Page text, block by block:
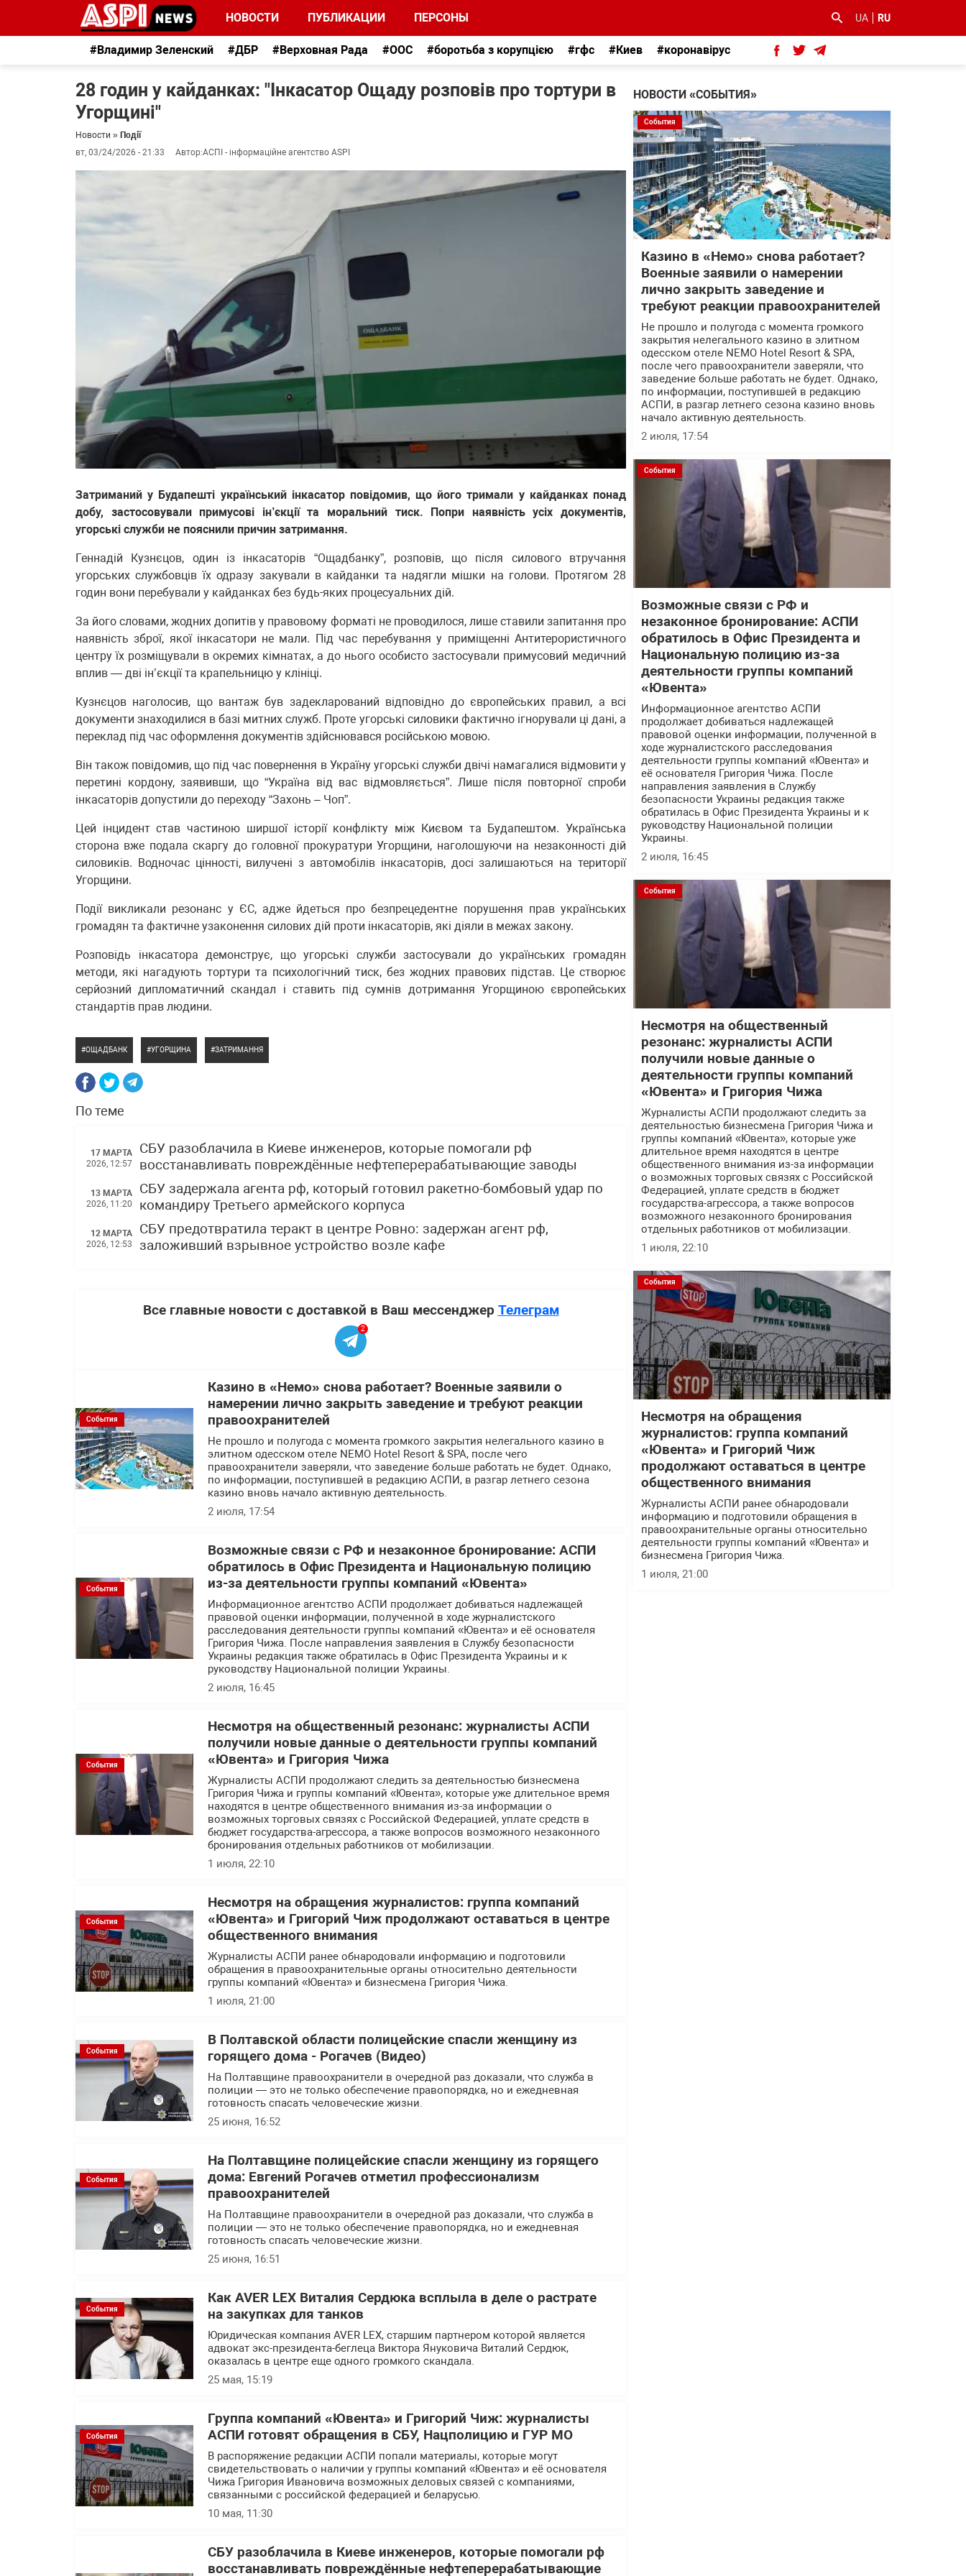
НОВОСТИ ПУБЛИКАЦИИ ПЕРСОНЫ UA RU
#Владимир Зеленский #ДБР #Верховная Рада #ООС #боротьба з корупцією #гфс #Киев #коронавірус
28 годин у кайданках: "Інкасатор Ощаду розповів про тортури в
Угорщині"
Новости » Події
вт, 03/24/2026 - 21:33
Автор:АСПІ - інформаційне агентство ASPI
Затриманий у Будапешті український інкасатор повідомив, що його тримали у кайданках понад
добу, застосовували примусові ін’єкції та моральний тиск. Попри наявність усіх документів,
угорські служби не пояснили причин затримання.
Геннадій Кузнєцов, один із інкасаторів “Ощадбанку”, розповів, що після силового втручання
угорських службовців їх одразу закували в кайданки та надягли мішки на голови. Протягом 28
годин вони перебували у кайданках без будь-яких процесуальних дій.
За його словами, жодних допитів у правовому форматі не проводилося, лише ставили запитання про
наявність зброї, якої інкасатори не мали. Під час перебування у приміщенні Антитерористичного
центру їх розміщували в окремих кімнатах, а до нього особисто застосували примусовий медичний
вплив — дві ін’єкції та крапельницю у клініці.
Кузнєцов наголосив, що вантаж був задекларований відповідно до європейських правил, а всі
документи знаходилися в базі митних служб. Проте угорські силовики фактично ігнорували ці дані, а
переклад під час оформлення документів здійснювався російською мовою.
Він також повідомив, що під час повернення в Україну угорські служби двічі намагалися відмовити у
перетині кордону, заявивши, що “Україна від вас відмовляється”. Лише після повторної спроби
інкасаторів допустили до переходу “Захонь – Чоп”.
Цей інцидент став частиною ширшої історії конфлікту між Києвом та Будапештом. Українська
сторона вже подала скаргу до головної прокуратури Угорщини, наголошуючи на незаконності дій
силовиків. Водночас цінності, вилучені з автомобілів інкасаторів, досі залишаються на території
Угорщини.
Події викликали резонанс у ЄС, адже йдеться про безпрецедентне порушення прав українських
громадян та фактичне узаконення силових дій проти інкасаторів, які діяли в межах закону.
Розповідь інкасатора демонструє, що угорські служби застосували до українських громадян
методи, які нагадують тортури та психологічний тиск, без жодних правових підстав. Це створює
серйозний дипломатичний скандал і ставить під сумнів дотримання Угорщиною європейських
стандартів прав людини.
ОЩАДБАНК УГОРЩИНА ЗАТРИМАННЯ
По теме
17 МАРТА
2026, 12:57
СБУ разоблачила в Киеве инженеров, которые помогали рф
восстанавливать повреждённые нефтеперерабатывающие заводы
13 МАРТА
2026, 11:20
СБУ задержала агента рф, который готовил ракетно-бомбовый удар по
командиру Третьего армейского корпуса
12 МАРТА
2026, 12:53
СБУ предотвратила теракт в центре Ровно: задержан агент рф,
заложивший взрывное устройство возле кафе
Все главные новости с доставкой в Ваш мессенджер Телеграм
2
События
Казино в «Немо» снова работает? Военные заявили о
намерении лично закрыть заведение и требуют реакции
правоохранителей
Не прошло и полугода с момента громкого закрытия нелегального казино в
элитном одесском отеле NEMO Hotel Resort & SPA, после чего
правоохранители заверяли, что заведение больше работать не будет. Однако,
по информации, поступившей в редакцию АСПИ, в разгар летнего сезона
казино вновь начало активную деятельность.
2 июля, 17:54
События
Возможные связи с РФ и незаконное бронирование: АСПИ
обратилось в Офис Президента и Национальную полицию
из-за деятельности группы компаний «Ювента»
Информационное агентство АСПИ продолжает добиваться надлежащей
правовой оценки информации, полученной в ходе журналистского
расследования деятельности группы компаний «Ювента» и её основателя
Григория Чижа. После направления заявления в Службу безопасности
Украины редакция также обратилась в Офис Президента Украины и к
руководству Национальной полиции Украины.
2 июля, 16:45
События
Несмотря на общественный резонанс: журналисты АСПИ
получили новые данные о деятельности группы компаний
«Ювента» и Григория Чижа
Журналисты АСПИ продолжают следить за деятельностью бизнесмена
Григория Чижа и группы компаний «Ювента», которые уже длительное время
находятся в центре общественного внимания из-за информации о
возможных торговых связях с Российской Федерацией, уплате средств в
бюджет государства-агрессора, а также вопросов возможного незаконного
бронирования отдельных работников от мобилизации.
1 июля, 22:10
События
Несмотря на обращения журналистов: группа компаний
«Ювента» и Григорий Чиж продолжают оставаться в центре
общественного внимания
Журналисты АСПИ ранее обнародовали информацию и подготовили
обращения в правоохранительные органы относительно деятельности
группы компаний «Ювента» и бизнесмена Григория Чижа.
1 июля, 21:00
События
В Полтавской области полицейские спасли женщину из
горящего дома - Рогачев (Видео)
На Полтавщине правоохранители в очередной раз доказали, что служба в
полиции — это не только обеспечение правопорядка, но и ежедневная
готовность спасать человеческие жизни.
25 июня, 16:52
События
На Полтавщине полицейские спасли женщину из горящего
дома: Евгений Рогачев отметил профессионализм
правоохранителей
На Полтавщине правоохранители в очередной раз доказали, что служба в
полиции — это не только обеспечение правопорядка, но и ежедневная
готовность спасать человеческие жизни.
25 июня, 16:51
События
Как AVER LEX Виталия Сердюка всплыла в деле о растрате
на закупках для танков
Юридическая компания AVER LEX, старшим партнером которой является
адвокат экс-президента-беглеца Виктора Януковича Виталий Сердюк,
оказалась в центре еще одного громкого скандала.
25 мая, 15:19
События
Группа компаний «Ювента» и Григорий Чиж: журналисты
АСПИ готовят обращения в СБУ, Нацполицию и ГУР МО
В распоряжение редакции АСПИ попали материалы, которые могут
свидетельствовать о наличии у группы компаний «Ювента» и её основателя
Чижа Григория Ивановича возможных деловых связей с компаниями,
связанными с российской федерацией и беларусью.
10 мая, 11:30
СБУ разоблачила в Киеве инженеров, которые помогали рф
восстанавливать повреждённые нефтеперерабатывающие
НОВОСТИ «СОБЫТИЯ»
События
Казино в «Немо» снова работает?
Военные заявили о намерении
лично закрыть заведение и
требуют реакции правоохранителей
Не прошло и полугода с момента громкого
закрытия нелегального казино в элитном
одесском отеле NEMO Hotel Resort & SPA,
после чего правоохранители заверяли, что
заведение больше работать не будет. Однако,
по информации, поступившей в редакцию
АСПИ, в разгар летнего сезона казино вновь
начало активную деятельность.
2 июля, 17:54
События
Возможные связи с РФ и
незаконное бронирование: АСПИ
обратилось в Офис Президента и
Национальную полицию из-за
деятельности группы компаний
«Ювента»
Информационное агентство АСПИ
продолжает добиваться надлежащей
правовой оценки информации, полученной в
ходе журналистского расследования
деятельности группы компаний «Ювента» и
её основателя Григория Чижа. После
направления заявления в Службу
безопасности Украины редакция также
обратилась в Офис Президента Украины и к
руководству Национальной полиции
Украины.
2 июля, 16:45
События
Несмотря на общественный
резонанс: журналисты АСПИ
получили новые данные о
деятельности группы компаний
«Ювента» и Григория Чижа
Журналисты АСПИ продолжают следить за
деятельностью бизнесмена Григория Чижа и
группы компаний «Ювента», которые уже
длительное время находятся в центре
общественного внимания из-за информации
о возможных торговых связях с Российской
Федерацией, уплате средств в бюджет
государства-агрессора, а также вопросов
возможного незаконного бронирования
отдельных работников от мобилизации.
1 июля, 22:10
События
Несмотря на обращения
журналистов: группа компаний
«Ювента» и Григорий Чиж
продолжают оставаться в центре
общественного внимания
Журналисты АСПИ ранее обнародовали
информацию и подготовили обращения в
правоохранительные органы относительно
деятельности группы компаний «Ювента» и
бизнесмена Григория Чижа.
1 июля, 21:00